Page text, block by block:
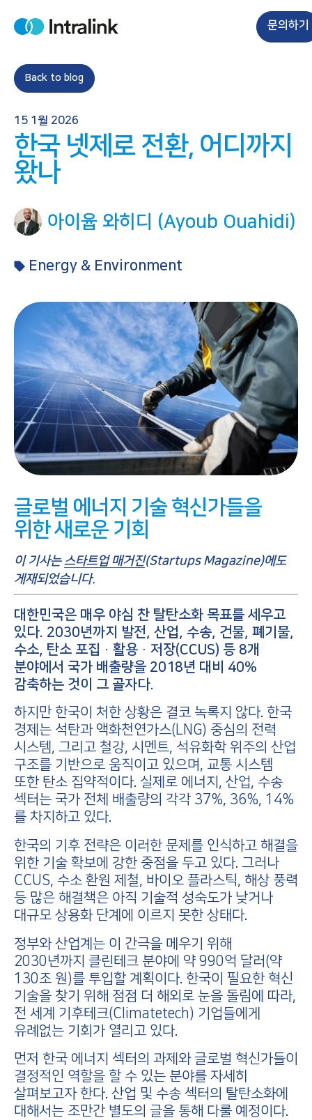
H
e
문의하기
Back to blog
15 1월 2026
한국 넷제로 전환, 어디까지
왔나
아이윱 와히디 (Ayoub Ouahidi)
Energy & Environment
글로벌 에너지 기술 혁신가들을
위한 새로운 기회
이 기사는스타트업 매거진(Startups Magazine)에도
게재되었습니다.
대한민국은 매우 야심 찬 탈탄소화 목표를 세우고
있다. 2030년까지 발전, 산업, 수송, 건물, 폐기물,
수소, 탄소 포집·활용·저장(CCUS) 등 8개
분야에서 국가 배출량을 2018년 대비 40%
감축하는 것이 그 골자다.
하지만 한국이 처한 상황은 결코 녹록지 않다. 한국
경제는 석탄과 액화천연가스(LNG) 중심의 전력
시스템, 그리고 철강, 시멘트, 석유화학 위주의 산업
구조를 기반으로 움직이고 있으며, 교통 시스템
또한 탄소 집약적이다. 실제로 에너지, 산업, 수송
섹터는 국가 전체 배출량의 각각 37%, 36%, 14%
를 차지하고 있다.
한국의 기후 전략은 이러한 문제를 인식하고 해결을
위한 기술 확보에 강한 중점을 두고 있다. 그러나
CCUS, 수소 환원 제철, 바이오 플라스틱, 해상 풍력
등 많은 해결책은 아직 기술적 성숙도가 낮거나
대규모 상용화 단계에 이르지 못한 상태다.
정부와 산업계는 이 간극을 메우기 위해
2030년까지 클린테크 분야에 약 990억 달러(약
130조 원)를 투입할 계획이다. 한국이 필요한 혁신
기술을 찾기 위해 점점 더 해외로 눈을 돌림에 따라,
전 세계 기후테크(Climatetech) 기업들에게
유례없는 기회가 열리고 있다.
먼저 한국 에너지 섹터의 과제와 글로벌 혁신가들이
결정적인 역할을 할 수 있는 분야를 자세히
살펴보고자 한다. 산업 및 수송 섹터의 탈탄소화에
대해서는 조만간 별도의 글을 통해 다룰 예정이다.